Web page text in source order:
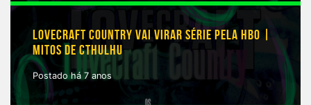
LOVECRAFT COUNTRY VAI VIRAR SÉRIE PELA HBO |
MITOS DE CTHULHU
Postado há 7 anos